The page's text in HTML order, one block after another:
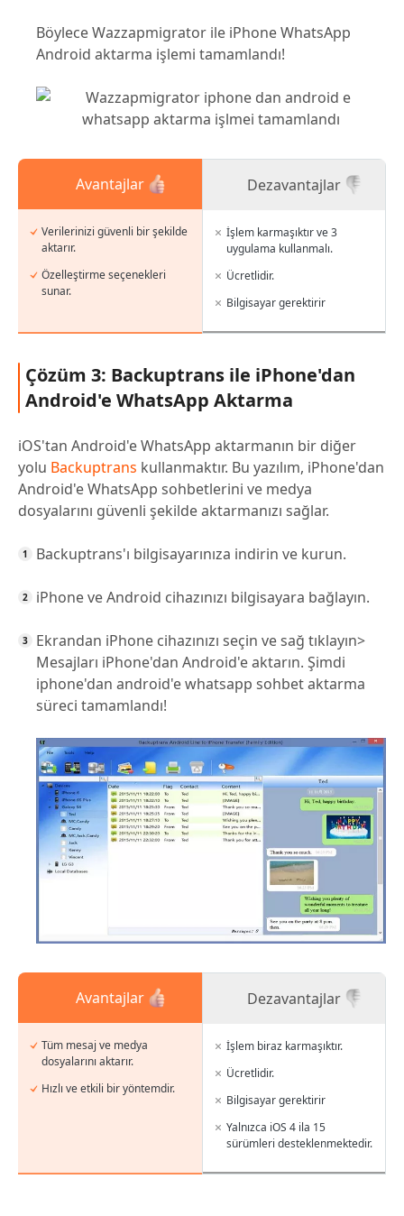
Böylece Wazzapmigrator ile iPhone WhatsApp
Android aktarma işlemi tamamlandı!
Avantajlar
Verilerinizi güvenli bir şekilde
aktarır.
Özelleştirme seçenekleri
sunar.
Dezavantajlar
İşlem karmaşıktır ve 3
uygulama kullanmalı.
Ücretlidir.
Bilgisayar gerektirir
Çözüm 3: Backuptrans ile iPhone'dan
Android'e WhatsApp Aktarma
iOS'tan Android'e WhatsApp aktarmanın bir diğer
yolu Backuptrans kullanmaktır. Bu yazılım, iPhone'dan
Android'e WhatsApp sohbetlerini ve medya
dosyalarını güvenli şekilde aktarmanızı sağlar.
Backuptrans'ı bilgisayarınıza indirin ve kurun.
iPhone ve Android cihazınızı bilgisayara bağlayın.
Ekrandan iPhone cihazınızı seçin ve sağ tıklayın>
Mesajları iPhone'dan Android'e aktarın. Şimdi
iphone'dan android'e whatsapp sohbet aktarma
süreci tamamlandı!
Avantajlar
Tüm mesaj ve medya
dosyalarını aktarır.
Hızlı ve etkili bir yöntemdir.
Dezavantajlar
İşlem biraz karmaşıktır.
Ücretlidir.
Bilgisayar gerektirir
Yalnızca iOS 4 ila 15
sürümleri desteklenmektedir.